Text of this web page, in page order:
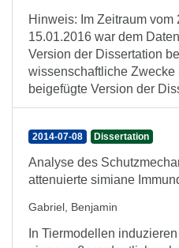
Hinweis: Im Zeitraum vom
15.01.2016 war dem
Version der Dissertation
wissenschaftliche
beigefügte Version der
2014-07-08 Dissertation
Analyse des
attenuierte simiane
Gabriel, Benjamin
In Tiermodellen